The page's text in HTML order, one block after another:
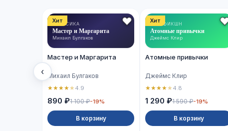
‹
Хит
КЛАССИКА
Мастер и Маргарита
Михаил Булгаков
Мастер и Маргарита
Михаил Булгаков
★★★★★4.9
890 ₽1 100 ₽-19%
В корзину
Хит
НОН-ФИКШН
Атомные привычки
Джеймс Клир
Атомные привычки
Джеймс Клир
★★★★★4.8
1 290 ₽1 590 ₽-19%
В корзину